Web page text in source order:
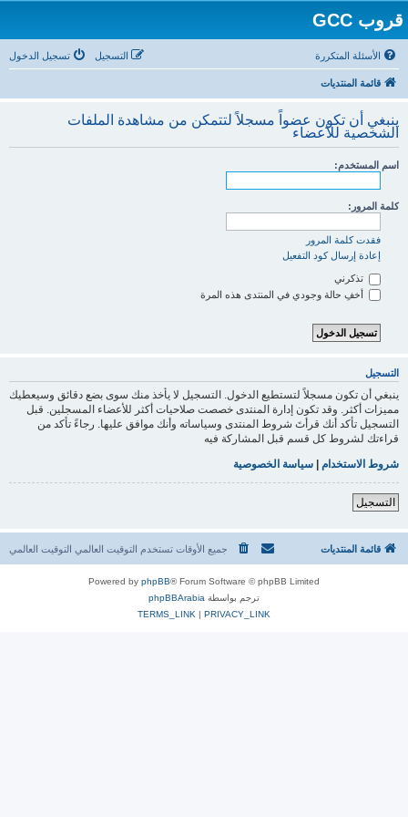
قروب GCC
الأسئلة المتكررة تسجيل الدخول التسجيل
قائمة المنتديات
ينبغي أن تكون عضواً مسجلاً لتتمكن من مشاهدة الملفات
الشخصية للأعضاء
اسم المستخدم:
كلمة المرور:
فقدت كلمة المرور
إعادة إرسال كود التفعيل
تذكرني
أخفِ حالة وجودي في المنتدى هذه المرة
التسجيل
ينبغي أن تكون مسجلاً لتستطيع الدخول. التسجيل لا يأخذ منك سوى بضع دقائق وسيعطيك
مميزات أكثر. وقد تكون إدارة المنتدى خصصت صلاحيات أكثر للأعضاء المسجلين. قبل
التسجيل تأكد أنك قرأتَ شروط المنتدى وسياساته وأنك موافق عليها. رجاءً تأكد من
قراءتك لشروط كل قسم قبل المشاركة فيه
شروط الاستخدام | سياسة الخصوصية
التسجيل
قائمة المنتديات جميع الأوقات تستخدم التوقيت العالمي التوقيت العالمي
Powered by phpBB® Forum Software © phpBB Limited
ترجم بواسطة phpBBArabia
PRIVACY_LINK
|
TERMS_LINK